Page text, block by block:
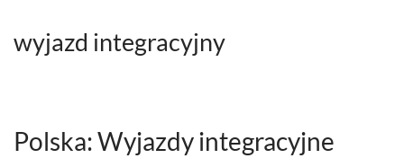
wyjazd integracyjny
Polska: Wyjazdy integracyjne